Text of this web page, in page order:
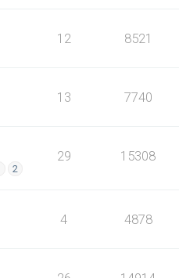
12 8521
13 7740
2
29 15308
4 4878